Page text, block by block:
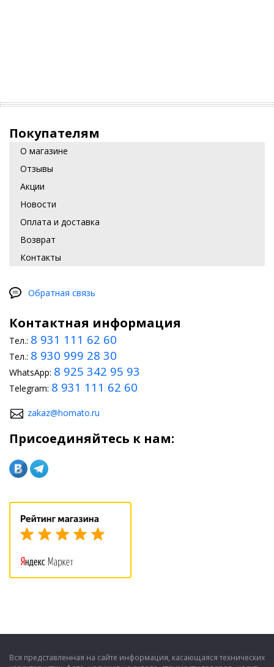
Покупателям
О магазине
Отзывы
Акции
Новости
Оплата и доставка
Возврат
Контакты
Обратная связь
Контактная информация
Тел.: 8 931 111 62 60
Тел.: 8 930 999 28 30
WhatsApp: 8 925 342 95 93
Telegram: 8 931 111 62 60
zakaz@homato.ru
Присоединяйтесь к нам:
Вся представленная на сайте информация, касающаяся технических